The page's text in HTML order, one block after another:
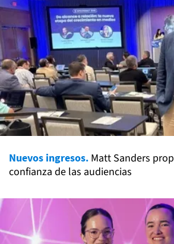
Nuevos ingresos. Matt Sanders
confianza de las audiencias